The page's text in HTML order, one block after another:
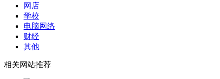
网店
学校
电脑网络
财经
其他
相关网站推荐